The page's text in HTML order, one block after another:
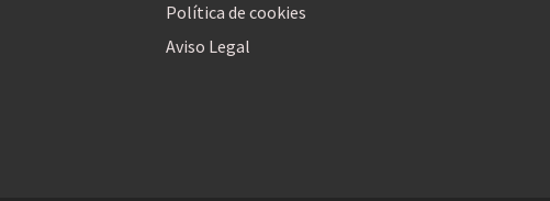
Política de cookies
Aviso Legal